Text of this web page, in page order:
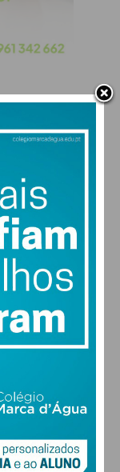
não
o reforço
médicas e
dia de muita
SLIDESHOW
59% humidade
vento: 1m/s O
26 • MIN 26
29 °